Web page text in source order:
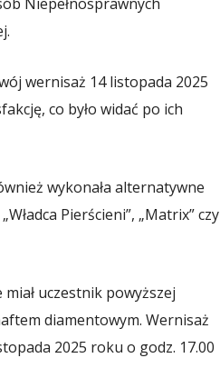
wernisaż 14 listopada 2025
co było widać po ich
wykonała alternatywne
Pierścieni”, „Matrix” czy
uczestnik powyższej
diamentowym. Wernisaż
2025 roku o godz. 17.00